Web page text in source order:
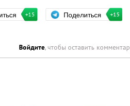
+15 Поделиться +15
Войдите, чтобы оставить